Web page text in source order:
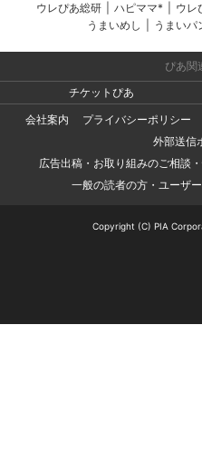
ウレぴあ総研 ハピママ* ウレ
うまいめし
うまいパ
ぴあ関
チケットぴあ
会社案内
プライバシーポリシー
外部送信
広告出稿・お取り組みのご相談
一般の読者の方・ユーザ
Copyright (C) PIA